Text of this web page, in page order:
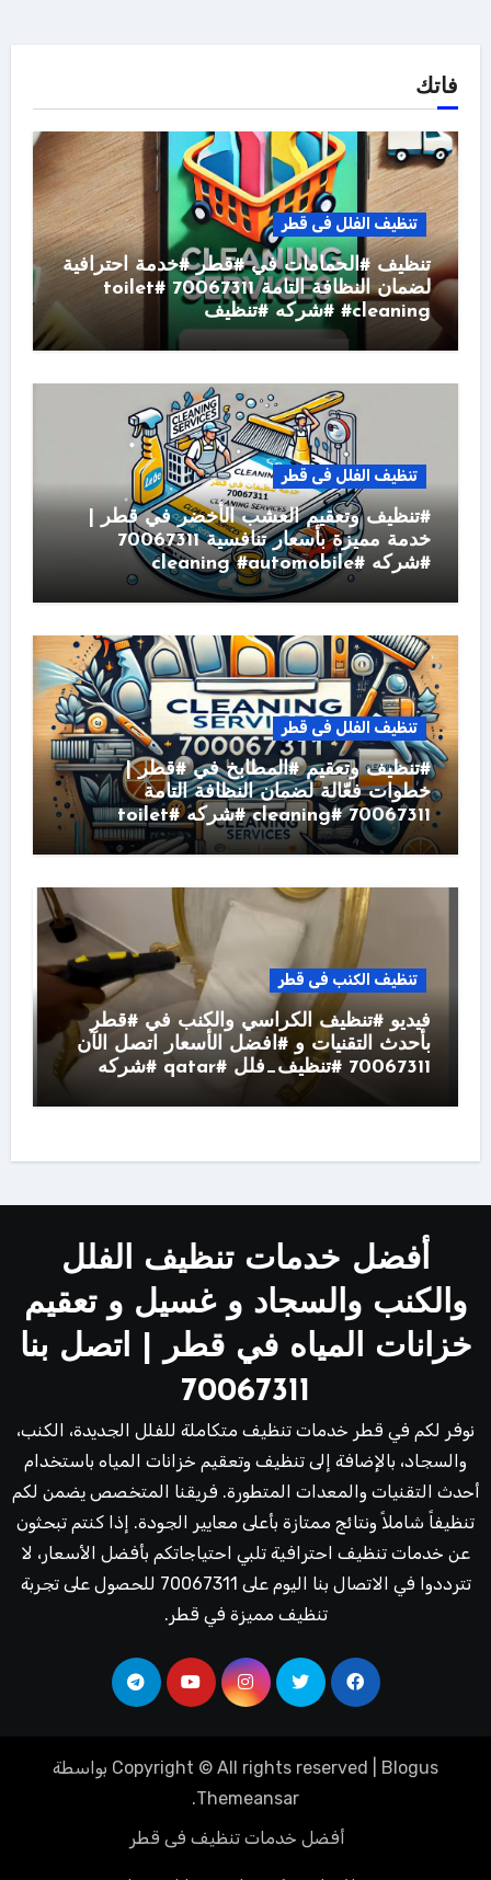
فاتك
تنظيف الفلل فى قطر
تنظيف #الحمامات في #قطر #خدمة احترافية
لضمان النظافة التامة 70067311 #toilet
#cleaning #شركه #تنظيف
تنظيف الفلل فى قطر
#تنظيف وتعقيم العشب الأخضر في قطر |
خدمة مميزة بأسعار تنافسية 70067311
#شركه #cleaning #automobile
تنظيف الفلل فى قطر
#تنظيف وتعقيم #المطابخ في #قطر |
خطوات فعّالة لضمان النظافة التامة
70067311 #cleaning #شركه #toilet
تنظيف الكنب فى قطر
فيديو #تنظيف الكراسي والكنب في #قطر
بأحدث التقنيات و #افضل الأسعار اتصل الآن
70067311 #تنظيف_فلل #qatar #شركه
أفضل خدمات تنظيف الفلل
والكنب والسجاد و غسيل و تعقيم
خزانات المياه في قطر | اتصل بنا
70067311
نوفر لكم في قطر خدمات تنظيف متكاملة للفلل الجديدة، الكنب،
والسجاد، بالإضافة إلى تنظيف وتعقيم خزانات المياه باستخدام
أحدث التقنيات والمعدات المتطورة. فريقنا المتخصص يضمن لكم
تنظيفاً شاملاً ونتائج ممتازة بأعلى معايير الجودة. إذا كنتم تبحثون
عن خدمات تنظيف احترافية تلبي احتياجاتكم بأفضل الأسعار، لا
تترددوا في الاتصال بنا اليوم على 70067311 للحصول على تجربة
تنظيف مميزة في قطر.
Copyright © All rights reserved Blogus
بواسطة
Themeansar
.
أفضل خدمات تنظيف فى قطر